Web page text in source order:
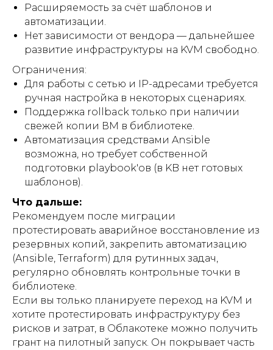
Расширяемость за счёт шаблонов и
автоматизации.
Нет зависимости от вендора — дальнейшее
развитие инфраструктуры на KVM свободно.
Ограничения:
Для работы с сетью и IP-адресами требуется
ручная настройка в некоторых сценариях.
Поддержка rollback только при наличии
свежей копии ВМ в библиотеке.
Автоматизация средствами Ansible
возможна, но требует собственной
подготовки playbook'ов (в KB нет готовых
шаблонов).
Что дальше:
Рекомендуем после миграции
протестировать аварийное восстановление из
резервных копий, закрепить автоматизацию
(Ansible, Terraform) для рутинных задач,
регулярно обновлять контрольные точки в
библиотеке.
Если вы только планируете переход на KVM и
хотите протестировать инфраструктуру без
рисков и затрат, в Облакотеке можно получить
грант на пилотный запуск. Он покрывает часть
Албания стала первой страной,
официально назначившей
искусственный интеллект на
Новый цифровой «министр» по имени
Диэлла будет отвечать за
государственные закупки. Мол, это
поможет сделать тендеры
свободными от коррупции.
Первый ИИ-министр:
албанский эксперимент